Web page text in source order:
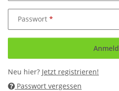
Passwort
Neu hier? Jetzt registrieren!
Passwort vergessen